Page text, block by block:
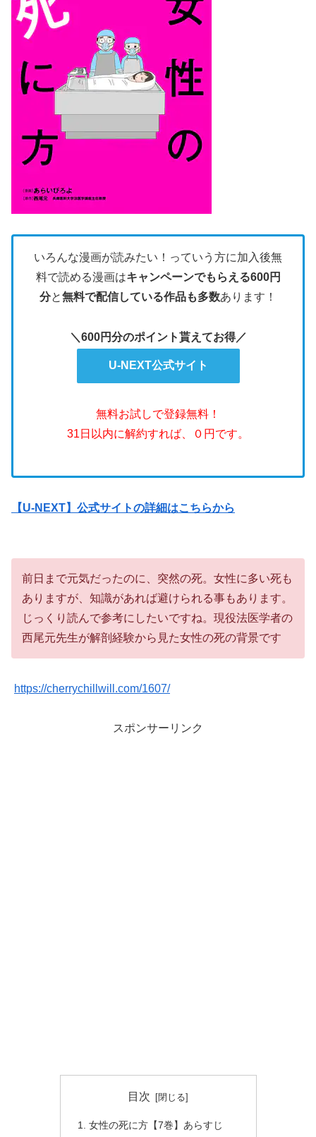
いろんな漫画が読みたい！っていう方に加入後無
料で読める漫画はキャンペーンでもらえる600円
分と無料で配信している作品も多数あります！
＼600円分のポイント貰えてお得／
U-NEXT公式サイト
無料お試しで登録無料！
31日以内に解約すれば、０円です。
【U-NEXT】公式サイトの詳細はこちらから
前日まで元気だったのに、突然の死。女性に多い死も
ありますが、知識があれば避けられる事もあります。
じっくり読んで参考にしたいですね。現役法医学者の
西尾元先生が解剖経験から見た女性の死の背景です
https://cherrychillwill.com/1607/
スポンサーリンク
目次
女性の死に方【7巻】あらすじ